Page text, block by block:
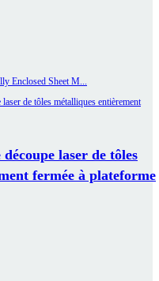
laser de tôles
fermée à plateforme